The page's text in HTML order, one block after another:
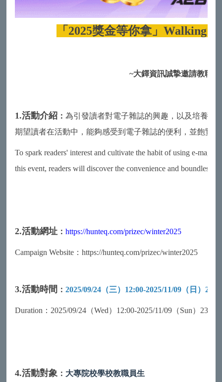
「2025獎金等你拿」Walking
~大鐸資訊誠摯邀請教職
1.活動介紹 ：為引發讀者對電子雜誌的興趣，以及培養讀
期望讀者在活動中，能夠感受到電子雜誌的便利，並飽覽
To spark readers' interest and cultivate the habit of using e-
this event, readers will discover the convenience and boundless
2.活動網址 ：https://hunteq.com/prizec/winter2025
Campaign Website：https://hunteq.com/prizec/winter2025
3.活動時間 ：2025/09/24（三）12:00-2025/11/09（日）
Duration：2025/09/24（Wed）12:00-2025/11/09（Sun）23:59
4.活動對象 ： 大專院校學校教職員生